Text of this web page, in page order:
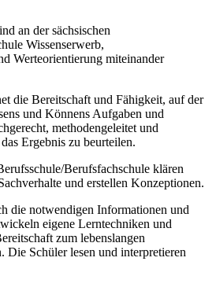
an der sächsischen
Wissenserwerb,
Werteorientierung miteinander
die Bereitschaft und Fähigkeit, auf der
und Könnens Aufgaben und
methodengeleitet und
Ergebnis zu beurteilen.
Berufsfachschule klären
und erstellen Konzeptionen.
die notwendigen Informationen und
eigene Lerntechniken und
zum lebenslangen
Die Schüler lesen und interpretieren